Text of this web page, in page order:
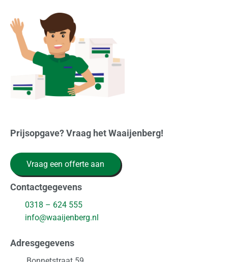
Prijsopgave? Vraag het Waaijenberg!
Vraag een offerte aan
Contactgegevens
0318 – 624 555
info@waaijenberg.nl
Adresgegevens